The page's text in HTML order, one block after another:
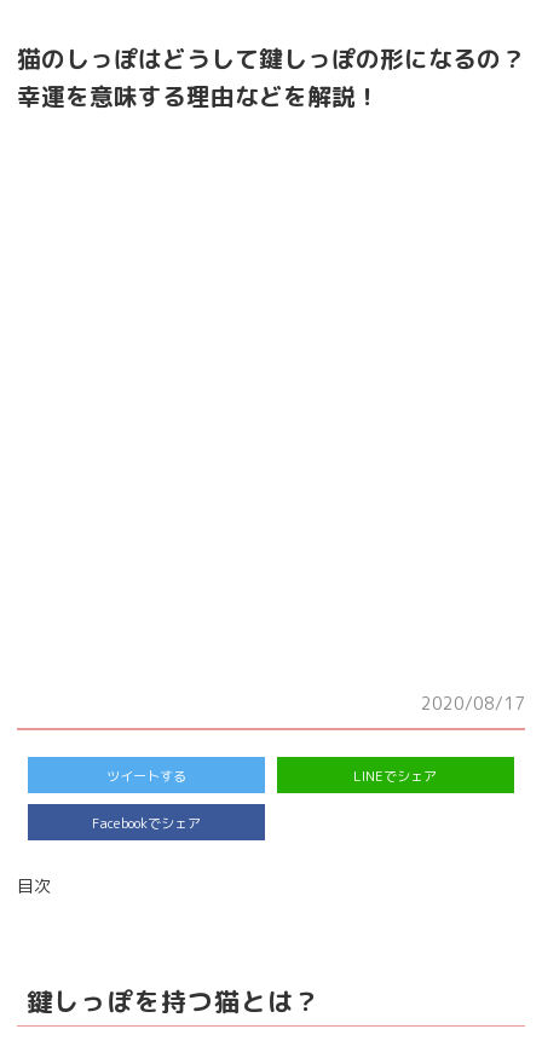
猫のしっぽはどうして鍵しっぽの形になるの？
幸運を意味する理由などを解説！
2020/08/17
ツイートする LINEでシェア
Facebookでシェア
目次
鍵しっぽを持つ猫とは？